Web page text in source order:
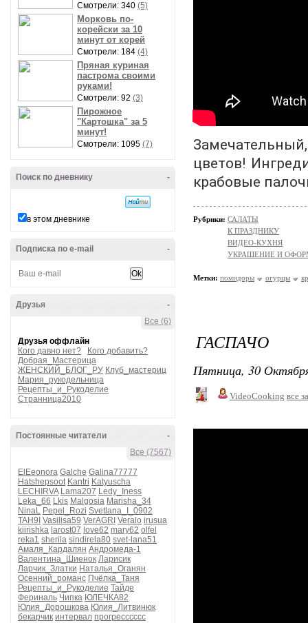
Смотрели: 340 (5)
Морковь по-
корейски за 10
минут от корей
Смотрели: 184 (4)
Пряная куриная
пастрома своими
руками!
Смотрели: 92 (3)
Пирожное
"Картошка" за 5
минут!
Смотрели: 1095 (7)
-
Поиск по дневнику
в этом дневнике
-
Подписка по e-mail
-
Друзья
Все (6)
Друзья оффлайн
Кого давно нет?
Кого добавить?
Добрая_Мастерица
ЖЕНСКИЙ_БЛОГ_РУ Клуб_мастериц
Мария_рукодельница
Рецепты_и_Рукоделие
Странница2010
-
Постоянные читатели
Все (7567)
ElEeonora Galche Galina77777
Hatshepsoot Kantri Katyuscha
LECHIRVA Lama207 Ledy_Iness
Leka_66 Lkis Malgosia Marisha_34
NinaL Pepel_Rozi Svetlana_I_0902
TAH9I Vasilisa59 VerAGRI Veralo irusua
kiirishka larost07 love62 mary62 olfel
reka1 sherila sindirela80 svet-lana51
Амаля_Кардалян Андромеда-1
Валентина_Шиенок Ларисик
Ларчик_Златки Наталья_Оганян
Осенний_романс Пчёлка_Таня
Рецепты_и_Рукоделие Тайде
Фериналь Чипка ЮЛЕЧКА82
Юлия_Дорошкова Юлия_Литвинюк
бекарчик интервал прогресссссс
цветов!
крабовые
Рубрики: САЛАТЫ
К ПРАЗДНИКУ
ВИДЕО-КУХНЯ
УКРАШЕНИЕ И
Метки: помидоры огурцы
ГАСПАЧО
Пятница, 30
VideoCooking все